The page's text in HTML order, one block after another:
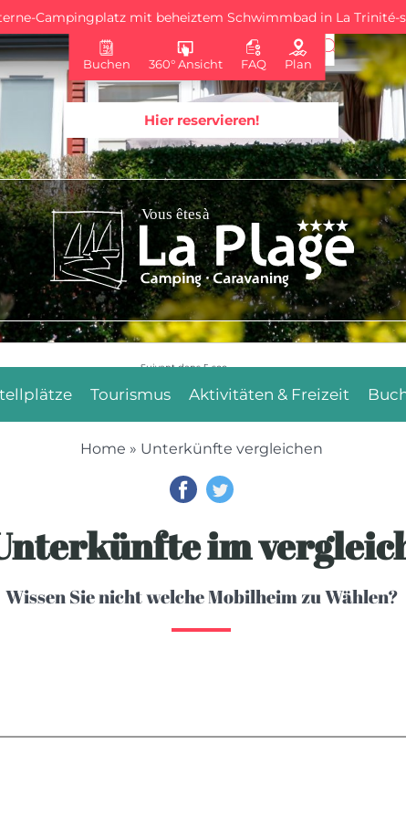
Campingplatz mit beheiztem Schwimmbad in La Trinité-
Buchen 360° Ansicht FAQ Plan
Hier reservieren!
Suivant dans4sec.
Tourismus Aktivitäten & Freizeit
Home » Unterkünfte vergleichen
im
Wissen Sie nicht welche Mobilheim zu Wählen?